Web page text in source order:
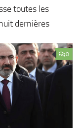
toutes les
dernières
0